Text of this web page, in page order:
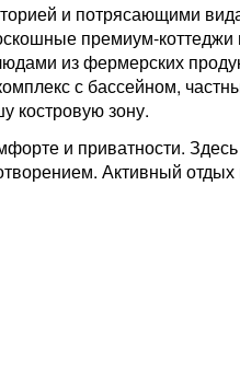
и потрясающими
премиум-
из фермерских
с бассейном,
костровую зону.
и приватности. Здесь
Активный